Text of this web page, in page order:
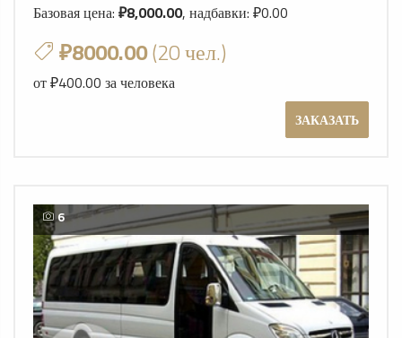
Базовая цена: ₽8,000.00, надбавки: ₽0.00
₽8000.00(20 чел.)
от ₽400.00 за человека
ЗАКАЗАТЬ
6